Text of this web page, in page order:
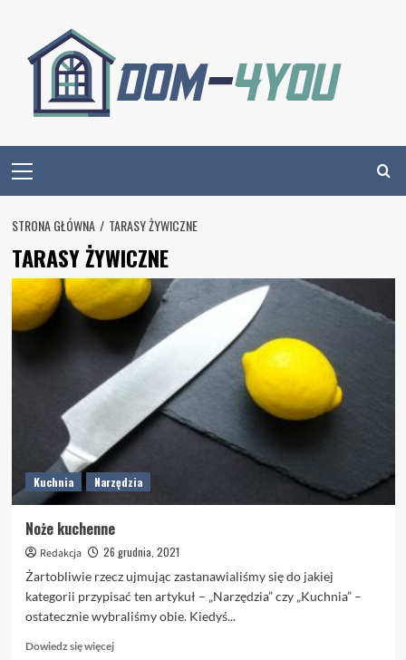
content
Menu
STRONA GŁÓWNA TARASY ŻYWICZNE
TARASY ŻYWICZNE
Kuchnia Narzędzia
Noże kuchenne
Redakcja
26 grudnia, 2021
Żartobliwie rzecz ujmując zastanawialiśmy się do jakiej
kategorii przypisać ten artykuł – „Narzędzia” czy „Kuchnia” –
ostatecznie wybraliśmy obie. Kiedyś...
Dowiedz się więcejDowiedz